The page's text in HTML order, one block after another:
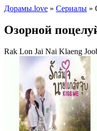
Дорамы.love » Сериалы »
Озорной
Rak Lon Jai Nai Klaeng